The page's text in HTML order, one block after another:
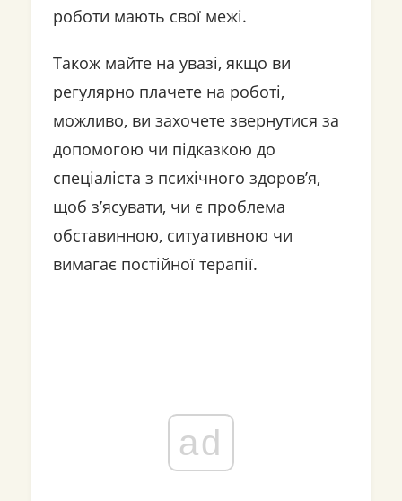
роботи мають свої межі.
Також майте на увазі, якщо ви
регулярно плачете на роботі,
можливо, ви захочете звернутися за
допомогою чи підказкою до
спеціаліста з психічного здоров’я,
щоб з’ясувати, чи є проблема
обставинною, ситуативною чи
вимагає постійної терапії.
ad